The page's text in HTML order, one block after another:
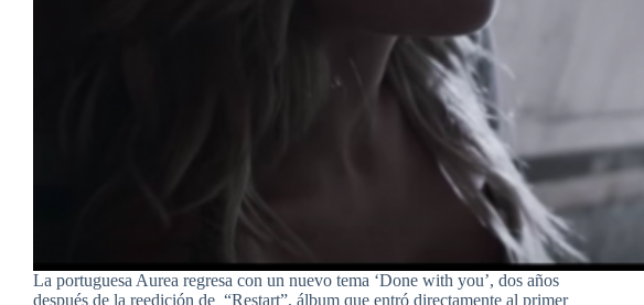
La portuguesa Aurea regresa con un nuevo tema ‘Done with you’, dos años
después de la reedición de “Restart”, álbum que entró directamente al primer